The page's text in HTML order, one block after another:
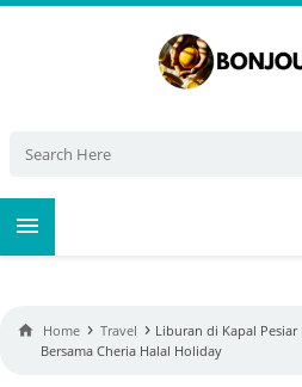

 Home › Travel › Liburan di Kapal
Bersama Cheria Halal Holiday